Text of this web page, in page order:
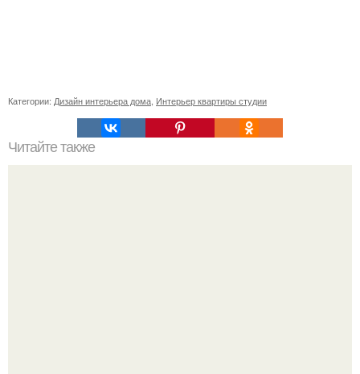
Категории: Дизайн интерьера дома Интерьер квартиры студии
Читайте также